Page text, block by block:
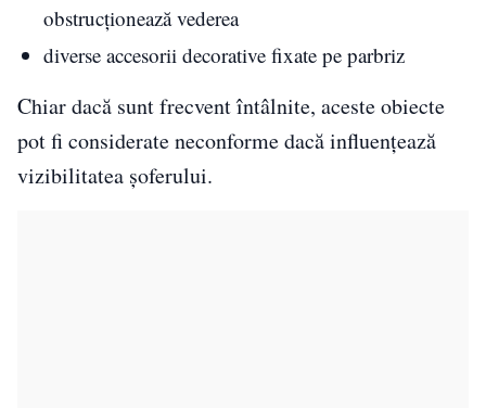
obstrucționează vederea
diverse accesorii decorative fixate pe parbriz
Chiar dacă sunt frecvent întâlnite, aceste obiecte
pot fi considerate neconforme dacă influențează
vizibilitatea șoferului.